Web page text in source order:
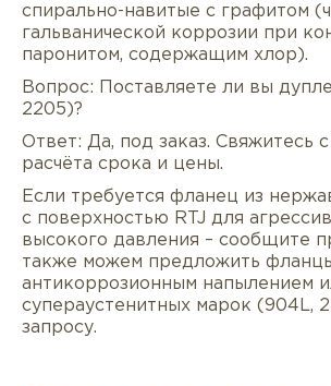
спирально-навитые с графитом
гальванической коррозии при
паронитом, содержащим хлор).
Вопрос: Поставляете ли вы
2205)?
Ответ: Да, под заказ. Свяжитесь
расчёта срока и цены.
Если требуется фланец из
с поверхностью RTJ для
высокого давления – сообщите
также можем предложить
антикоррозионным напылением
супераустенитных марок (904L,
запросу.